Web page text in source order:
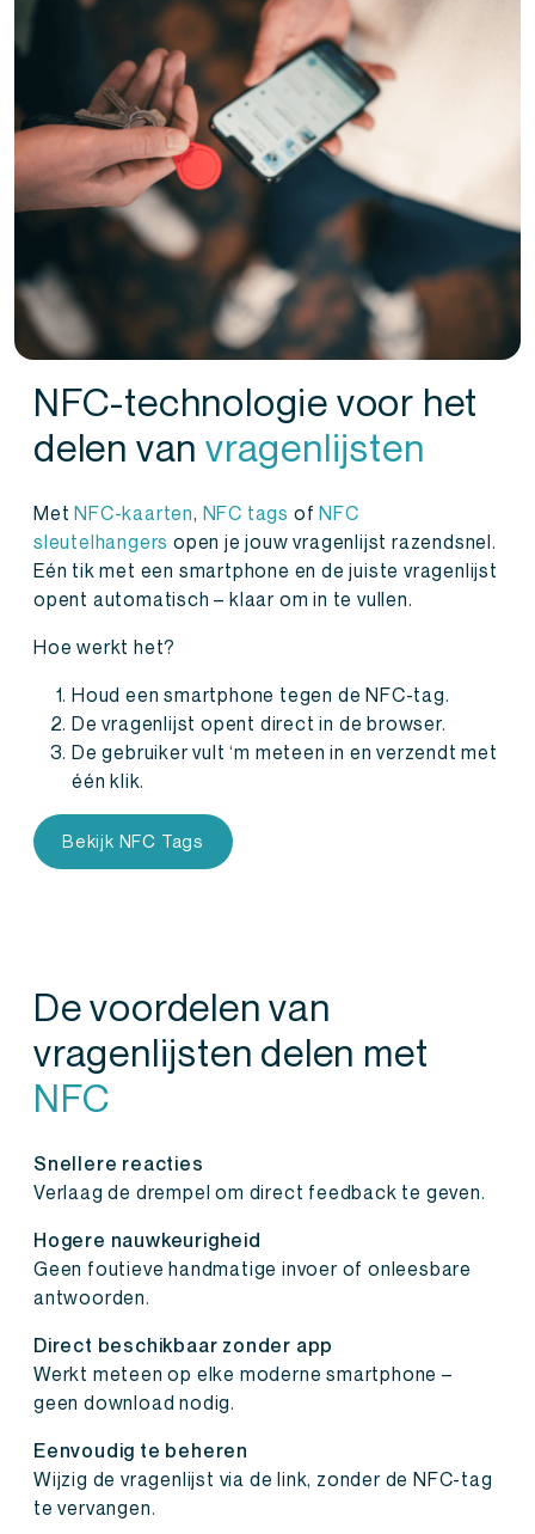
NFC-technologie voor het
delen vanvragenlijsten
MetNFC-kaarten, NFC tags ofNFC
sleutelhangers open je jouw vragenlijst razendsnel.
Eén tik met een smartphone en de juiste vragenlijst
opent automatisch – klaar om in te vullen.
Hoe werkt het?
Houd een smartphone tegen de NFC-tag.
De vragenlijst opent direct in de browser.
De gebruiker vult ‘m meteen in en verzendt met
één klik.
Bekijk NFC Tags
De voordelen van
vragenlijsten delen met
NFC
Snellere reacties
Verlaag de drempel om direct feedback te geven.
Hogere nauwkeurigheid
Geen foutieve handmatige invoer of onleesbare
antwoorden.
Direct beschikbaar zonder app
Werkt meteen op elke moderne smartphone –
geen download nodig.
Eenvoudig te beheren
Wijzig de vragenlijst via de link, zonder de NFC-tag
te vervangen.